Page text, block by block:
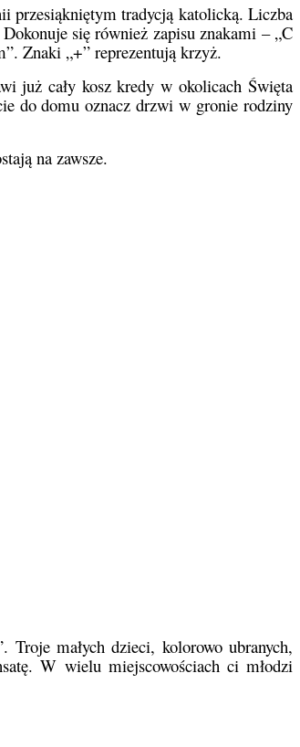
przesiąkniętym tradycją katolicką. Liczba
się również zapisu znakami – „C
Znaki „+” reprezentują krzyż.
już cały kosz kredy w okolicach Święta
do domu oznacz drzwi w gronie rodziny
na zawsze.
Troje małych dzieci, kolorowo ubranych,
W wielu miejscowościach ci młodzi